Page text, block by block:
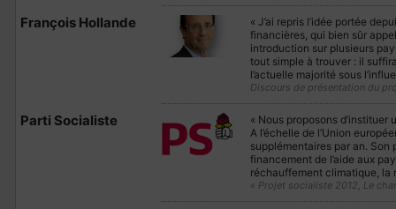
François Hollande
« J’ai repris l’idée portée
financières, qui bien sûr
introduction sur plusieurs
tout simple à trouver : il
l’actuelle majorité sous
Discours de présentation du
Parti Socialiste
« Nous proposons
A l’échelle de l’Union
supplémentaires par an.
financement de l’aide aux
réchauffement climatique, la
« Projet socialiste 2012, Le